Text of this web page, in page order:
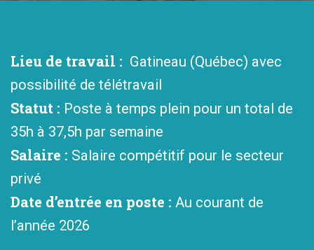
Lieu de travail : Gatineau (Québec) avec
possibilité de télétravail
Statut : Poste à temps plein pour un total de
35h à 37,5h par semaine
Salaire : Salaire compétitif pour le secteur
privé
Date d’entrée en poste : Au courant de
l’année 2026